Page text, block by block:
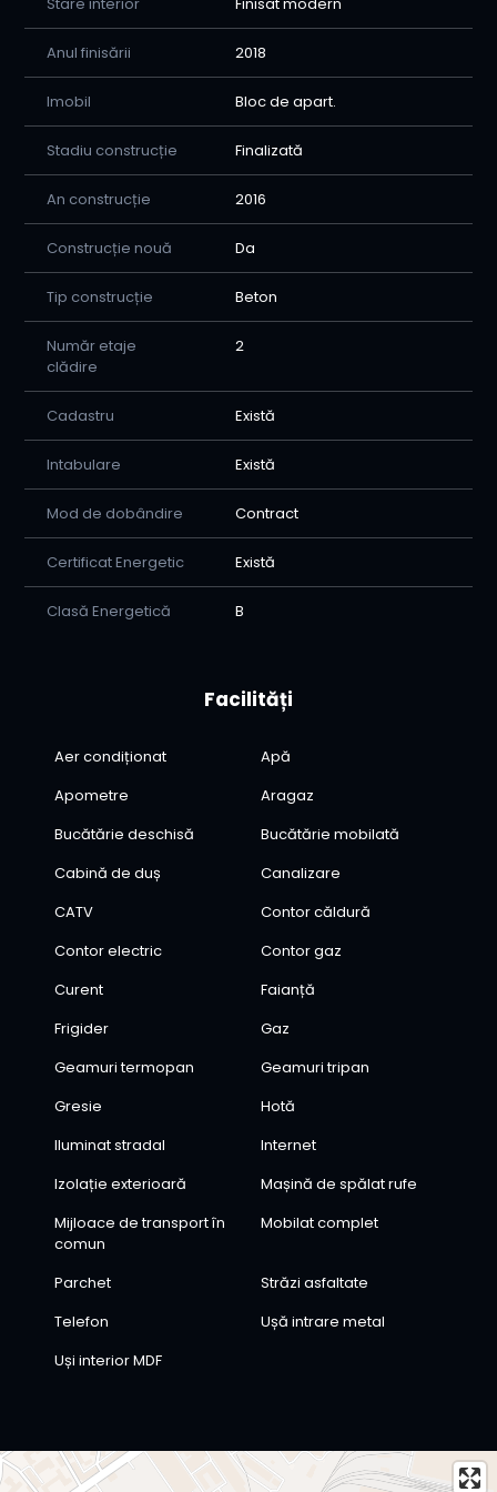
Anul finisării 2018
Imobil Bloc de apart.
Stadiu construcție Finalizată
An construcție 2016
Construcție nouă Da
Tip construcție Beton
Număr etaje
clădire
2
Cadastru Există
Intabulare Există
Mod de dobândire Contract
Certificat Energetic Există
Clasă Energetică B
Facilități
Aer condiționat
Apă
Apometre
Aragaz
Bucătărie deschisă
Bucătărie mobilată
Cabină de duș
Canalizare
CATV
Contor căldură
Contor electric
Contor gaz
Curent
Faianță
Frigider
Gaz
Geamuri termopan
Geamuri tripan
Gresie
Hotă
Iluminat stradal
Internet
Izolație exterioară
Mașină de spălat rufe
Mijloace de transport în
comun
Mobilat complet
Parchet
Străzi asfaltate
Telefon
Ușă intrare metal
Uși interior MDF